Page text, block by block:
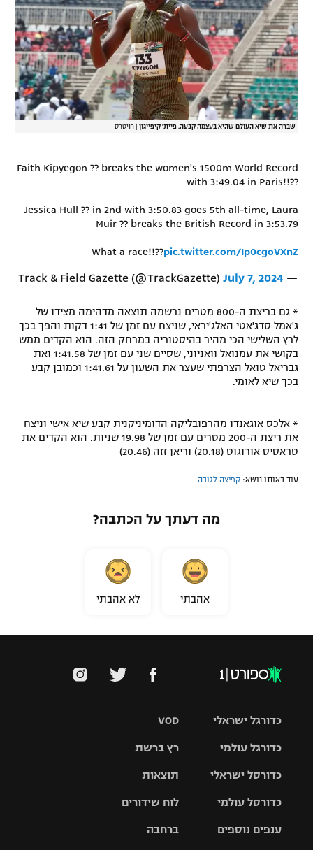
שברה את שיא העולם שהיא בעצמה קבעה. פיית' קיפייגון רויטרס
Faith Kipyegon ?? breaks the women's 1500m World Record
with 3:49.04 in Paris!!??
Jessica Hull ?? in 2nd with 3:50.83 goes 5th all-time, Laura
Muir ?? breaks the British Record in 3:53.79
What a race!!??pic.twitter.com/Ip0cgoVXnZ
— Track & Field Gazette (@TrackGazette)
July 7, 2024
* גם בריצת ה-800 מטרים נרשמה תוצאה מדהימה מצידו של
ג'אמל סדג'אטי האלג'יראי, שניצח עם זמן של 1:41 דקות והפך בכך
לרץ השלישי הכי מהיר בהיסטוריה במרחק הזה. הוא הקדים ממש
בקושי את עמנואל וואניוני, שסיים שני עם זמן של 1:41.58 ואת
גבריאל טואל הצרפתי שעצר את השעון על 1:41.61 וכמובן קבע
בכך שיא לאומי.
* אלכס אוגאנדו מהרפובליקה הדומיניקנית קבע שיא אישי וניצח
את ריצת ה-200 מטרים עם זמן של 19.98 שניות. הוא הקדים את
טראסיס אורוגוט (20.18) וריאן זזה (20.46)
עוד באותו נושא: קפיצה לגובה
מה דעתך על הכתבה?
אהבתי לא אהבתי
VOD
רץ ברשת
תוצאות
לוח שידורים
ברחבה
כדורגל ישראלי
גביע הטוטו
כדורגל עולמי
האלופות
ליגה
כדורסל ישראלי
סל
כדורסל עולמי
ענפים נוספים